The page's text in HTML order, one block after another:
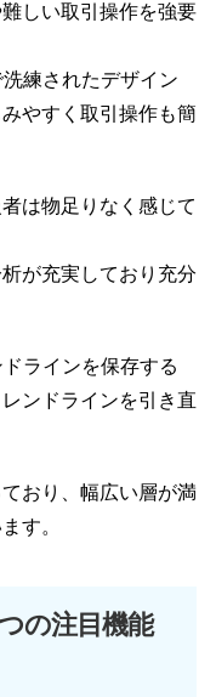
しい取引操作を強要
練されたデザイン
やすく取引操作も簡
は物足りなく感じて
が充実しており充分
ラインを保存する
ンドラインを引き直
おり、幅広い層が満
す。
の注目機能